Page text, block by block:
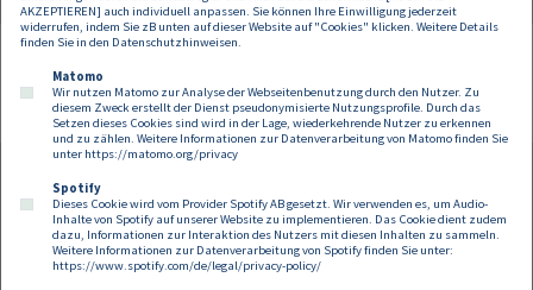
File manz_intensivtagung_ip_in_der_praxis_flyer.pd
651.76 KB
Footer
Kontakt Datenschutz
Impressum
Compliance
Cookies
AKZEPTIEREN] auch individuell anpassen. Sie können Ihre Einwilligung jederzeit
widerrufen, indem Sie zB unten auf dieser Website auf "Cookies" klicken. Weitere Details
finden Sie in den Datenschutzhinweisen.
Matomo
Wir nutzen Matomo zur Analyse der Webseitenbenutzung durch den Nutzer. Zu
diesem Zweck erstellt der Dienst pseudonymisierte Nutzungsprofile. Durch das
Setzen dieses Cookies sind wird in der Lage, wiederkehrende Nutzer zu erkennen
und zu zählen. Weitere Informationen zur Datenverarbeitung von Matomo finden Sie
unter https://matomo.org/privacy
Spotify
Dieses Cookie wird vom Provider Spotify AB gesetzt. Wir verwenden es, um Audio-
Inhalte von Spotify auf unserer Website zu implementieren. Das Cookie dient zudem
dazu, Informationen zur Interaktion des Nutzers mit diesen Inhalten zu sammeln.
Weitere Informationen zur Datenverarbeitung von Spotify finden Sie unter:
https://www.spotify.com/de/legal/privacy-policy/